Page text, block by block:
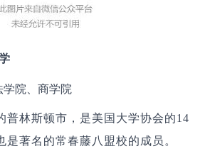
院、商学院
普林斯顿市，是美国大学协会的14
是著名的常春藤八盟校的成员。